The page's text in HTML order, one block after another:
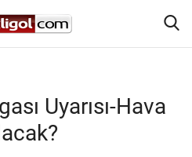
Uyarısı-Hava